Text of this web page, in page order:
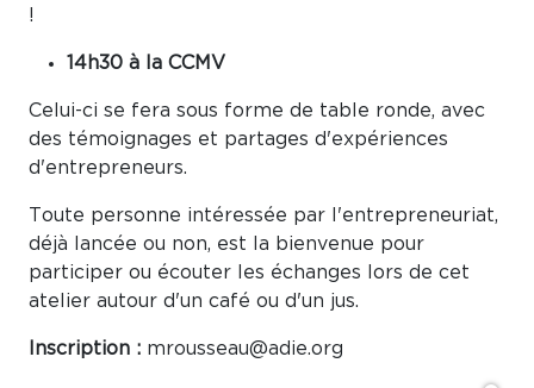
!
14h30 à la CCMV
Celui-ci se fera sous forme de table ronde, avec
des témoignages et partages d'expériences
d'entrepreneurs.
Toute personne intéressée par l'entrepreneuriat,
déjà lancée ou non, est la bienvenue pour
participer ou écouter les échanges lors de cet
atelier autour d'un café ou d'un jus.
Inscription : mrousseau@adie.org